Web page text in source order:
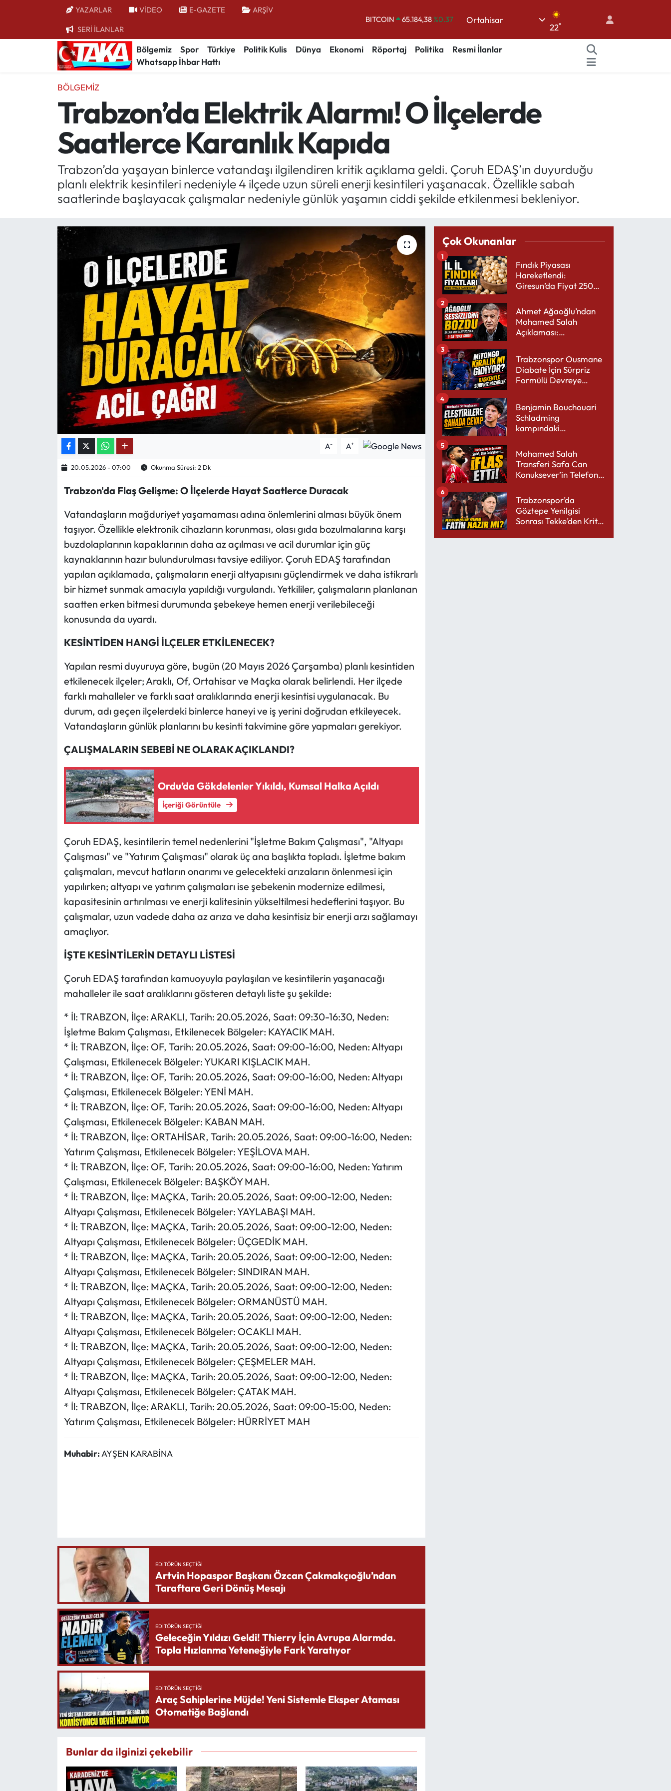
YAZARLAR VİDEO E-GAZETE ARŞİV
SERİ İLANLAR
DOLAR 47,7239 %0.01
EURO
55,1823%-0.06
STERLİN
64,4329 %-0.02
BITCOIN
65.184,38 %0.37
Ortahisar
22°
Bölgemiz Spor Türkiye Politik Kulis Dünya Ekonomi Röportaj Politika
Resmi İlanlar
Whatsapp İhbar Hattı
BÖLGEMIZ
Trabzon’da Elektrik Alarmı! O İlçelerde
Saatlerce Karanlık Kapıda
Trabzon’da yaşayan binlerce vatandaşı ilgilendiren kritik açıklama geldi. Çoruh EDAŞ’ın duyurduğu
planlı elektrik kesintileri nedeniyle 4 ilçede uzun süreli enerji kesintileri yaşanacak. Özellikle sabah
saatlerinde başlayacak çalışmalar nedeniyle günlük yaşamın ciddi şekilde etkilenmesi bekleniyor.
A- A+
20.05.2026 - 07:00 Okunma Süresi: 2 Dk
Trabzon'da Flaş Gelişme: O İlçelerde Hayat Saatlerce Duracak
Vatandaşların mağduriyet yaşamaması adına önlemlerini alması büyük önem
taşıyor. Özellikle elektronik cihazların korunması, olası gıda bozulmalarına karşı
buzdolaplarının kapaklarının daha az açılması ve acil durumlar için güç
kaynaklarının hazır bulundurulması tavsiye ediliyor. Çoruh EDAŞ tarafından
yapılan açıklamada, çalışmaların enerji altyapısını güçlendirmek ve daha istikrarlı
bir hizmet sunmak amacıyla yapıldığı vurgulandı. Yetkililer, çalışmaların planlanan
saatten erken bitmesi durumunda şebekeye hemen enerji verilebileceği
konusunda da uyardı.
KESİNTİDEN HANGİ İLÇELER ETKİLENECEK?
Yapılan resmi duyuruya göre, bugün (20 Mayıs 2026 Çarşamba) planlı kesintiden
etkilenecek ilçeler; Araklı, Of, Ortahisar ve Maçka olarak belirlendi. Her ilçede
farklı mahalleler ve farklı saat aralıklarında enerji kesintisi uygulanacak. Bu
durum, adı geçen ilçelerdeki binlerce haneyi ve iş yerini doğrudan etkileyecek.
Vatandaşların günlük planlarını bu kesinti takvimine göre yapmaları gerekiyor.
ÇALIŞMALARIN SEBEBİ NE OLARAK AÇIKLANDI?
Ordu’da Gökdelenler Yıkıldı, Kumsal Halka Açıldı
İçeriği Görüntüle
Çoruh EDAŞ, kesintilerin temel nedenlerini "İşletme Bakım Çalışması", "Altyapı
Çalışması" ve "Yatırım Çalışması" olarak üç ana başlıkta topladı. İşletme bakım
çalışmaları, mevcut hatların onarımı ve gelecekteki arızaların önlenmesi için
yapılırken; altyapı ve yatırım çalışmaları ise şebekenin modernize edilmesi,
kapasitesinin artırılması ve enerji kalitesinin yükseltilmesi hedeflerini taşıyor. Bu
çalışmalar, uzun vadede daha az arıza ve daha kesintisiz bir enerji arzı sağlamayı
amaçlıyor.
İŞTE KESİNTİLERİN DETAYLI LİSTESİ
Çoruh EDAŞ tarafından kamuoyuyla paylaşılan ve kesintilerin yaşanacağı
mahalleler ile saat aralıklarını gösteren detaylı liste şu şekilde:
* İl: TRABZON, İlçe: ARAKLI, Tarih: 20.05.2026, Saat: 09:30-16:30, Neden:
İşletme Bakım Çalışması, Etkilenecek Bölgeler: KAYACIK MAH.
* İl: TRABZON, İlçe: OF, Tarih: 20.05.2026, Saat: 09:00-16:00, Neden: Altyapı
Çalışması, Etkilenecek Bölgeler: YUKARI KIŞLACIK MAH.
* İl: TRABZON, İlçe: OF, Tarih: 20.05.2026, Saat: 09:00-16:00, Neden: Altyapı
Çalışması, Etkilenecek Bölgeler: YENİ MAH.
* İl: TRABZON, İlçe: OF, Tarih: 20.05.2026, Saat: 09:00-16:00, Neden: Altyapı
Çalışması, Etkilenecek Bölgeler: KABAN MAH.
* İl: TRABZON, İlçe: ORTAHİSAR, Tarih: 20.05.2026, Saat: 09:00-16:00, Neden:
Yatırım Çalışması, Etkilenecek Bölgeler: YEŞİLOVA MAH.
* İl: TRABZON, İlçe: OF, Tarih: 20.05.2026, Saat: 09:00-16:00, Neden: Yatırım
Çalışması, Etkilenecek Bölgeler: BAŞKÖY MAH.
* İl: TRABZON, İlçe: MAÇKA, Tarih: 20.05.2026, Saat: 09:00-12:00, Neden:
Altyapı Çalışması, Etkilenecek Bölgeler: YAYLABAŞI MAH.
* İl: TRABZON, İlçe: MAÇKA, Tarih: 20.05.2026, Saat: 09:00-12:00, Neden:
Altyapı Çalışması, Etkilenecek Bölgeler: ÜÇGEDİK MAH.
* İl: TRABZON, İlçe: MAÇKA, Tarih: 20.05.2026, Saat: 09:00-12:00, Neden:
Altyapı Çalışması, Etkilenecek Bölgeler: SINDIRAN MAH.
* İl: TRABZON, İlçe: MAÇKA, Tarih: 20.05.2026, Saat: 09:00-12:00, Neden:
Altyapı Çalışması, Etkilenecek Bölgeler: ORMANÜSTÜ MAH.
* İl: TRABZON, İlçe: MAÇKA, Tarih: 20.05.2026, Saat: 09:00-12:00, Neden:
Altyapı Çalışması, Etkilenecek Bölgeler: OCAKLI MAH.
* İl: TRABZON, İlçe: MAÇKA, Tarih: 20.05.2026, Saat: 09:00-12:00, Neden:
Altyapı Çalışması, Etkilenecek Bölgeler: ÇEŞMELER MAH.
* İl: TRABZON, İlçe: MAÇKA, Tarih: 20.05.2026, Saat: 09:00-12:00, Neden:
Altyapı Çalışması, Etkilenecek Bölgeler: ÇATAK MAH.
* İl: TRABZON, İlçe: ARAKLI, Tarih: 20.05.2026, Saat: 09:00-15:00, Neden:
Yatırım Çalışması, Etkilenecek Bölgeler: HÜRRİYET MAH
Muhabir:AYŞEN KARABİNA
EDITÖRÜN SEÇTIĞI
Artvin Hopaspor Başkanı Özcan Çakmakçıoğlu’ndan
Taraftara Geri Dönüş Mesajı
EDITÖRÜN SEÇTIĞI
Geleceğin Yıldızı Geldi! Thierry İçin Avrupa Alarmda.
Topla Hızlanma Yeteneğiyle Fark Yaratıyor
EDITÖRÜN SEÇTIĞI
Araç Sahiplerine Müjde! Yeni Sistemle Eksper Ataması
Otomatiğe Bağlandı
Bunlar da ilginizi çekebilir
Çok Okunanlar
Fındık Piyasası
Hareketlendi:
Giresun’da Fiyat 250
1
Ahmet Ağaoğlu’ndan
Mohamed Salah
Açıklaması:
2
Trabzonspor Ousmane
Diabate İçin Sürpriz
Formülü Devreye
3
Benjamin Bouchouari
Schladming
kampındaki
4
Mohamed Salah
Transferi Safa Can
Konuksever’in Telefon
5
Trabzonspor’da
Göztepe Yenilgisi
Sonrası Tekke’den Kritik
6
Bölgemiz
Kültür/Sanat
Politik Kulis
Mektup Galeri
Karikatür Galeri
ASTROLOJİ
Spor Yazıları
Mektup Galeri
Ekonomi
Trabzon Nöbetçi Eczaneler
Trabzon Hava Durumu
Trabzon Trafik Yoğunluk Haritası
Süper Lig Puan Durumu ve Fikstür
Tüm Manşetler
Son Dakika Haberleri
Haber Arşivi